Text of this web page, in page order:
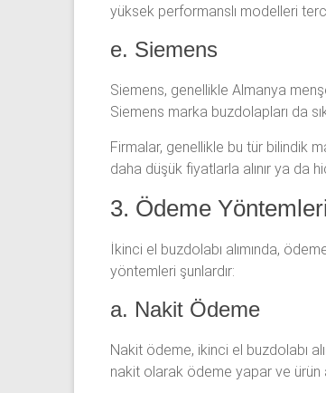
yüksek performanslı modelleri
e. Siemens
Siemens, genellikle Almanya
Siemens marka buzdolapları da
Firmalar, genellikle bu tür bilindik
daha düşük fiyatlarla alınır ya da
3. Ödeme Yöntemleri
İkinci el buzdolabı alımında,
yöntemleri şunlardır:
a. Nakit Ödeme
Nakit ödeme, ikinci el buzdolabı
nakit olarak ödeme yapar ve ürün